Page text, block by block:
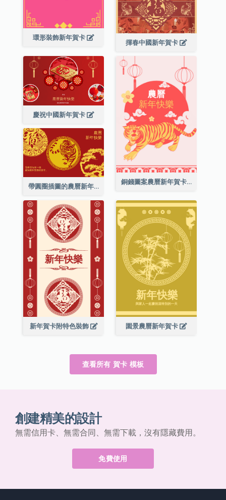
環形裝飾新年賀卡
揮春中國新年賀卡
慶祝中國新年賀卡
銅錢圖案農曆新年賀卡
帶圓圈插圖的農曆新年快樂賀卡
新年賀卡附特色裝飾 園景農曆新年賀卡
查看所有 賀卡 模板
創建精美的設計
無需信用卡、無需合同、無需下載，沒有隱藏費用。
免費使用